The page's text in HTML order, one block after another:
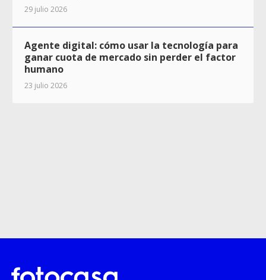
29 julio 2026
Agente digital: cómo usar la tecnología para
ganar cuota de mercado sin perder el factor
humano
23 julio 2026